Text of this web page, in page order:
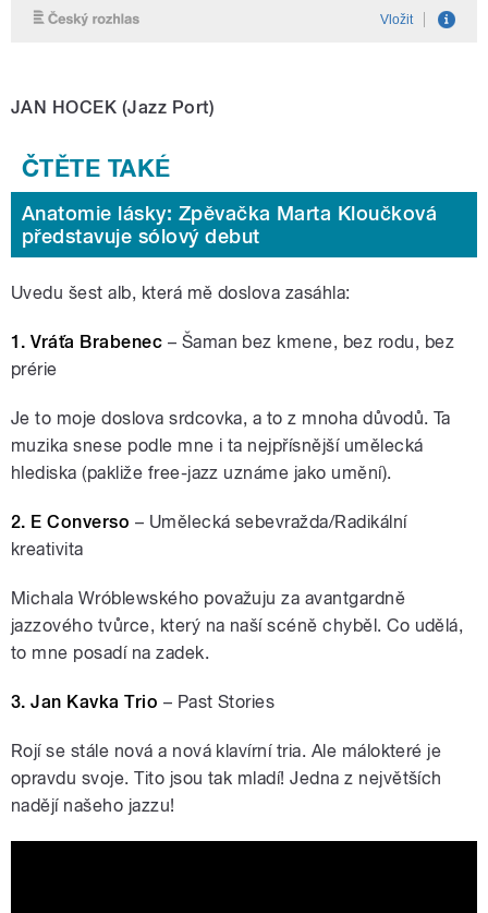
JAN HOCEK (Jazz Port)
Anatomie lásky: Zpěvačka Marta Kloučková
představuje sólový debut
Uvedu šest alb, která mě doslova zasáhla:
1. Vráťa Brabenec – Šaman bez kmene, bez rodu, bez
prérie
Je to moje doslova srdcovka, a to z mnoha důvodů. Ta
muzika snese podle mne i ta nejpřísnější umělecká
hlediska (pakliže free-jazz uznáme jako umění).
2. E Converso – Umělecká sebevražda/Radikální
kreativita
Michala Wróblewského považuju za avantgardně
jazzového tvůrce, který na naší scéně chyběl. Co udělá,
to mne posadí na zadek.
3. Jan Kavka Trio – Past Stories
Rojí se stále nová a nová klavírní tria. Ale málokteré je
opravdu svoje. Tito jsou tak mladí! Jedna z největších
nadějí našeho jazzu!